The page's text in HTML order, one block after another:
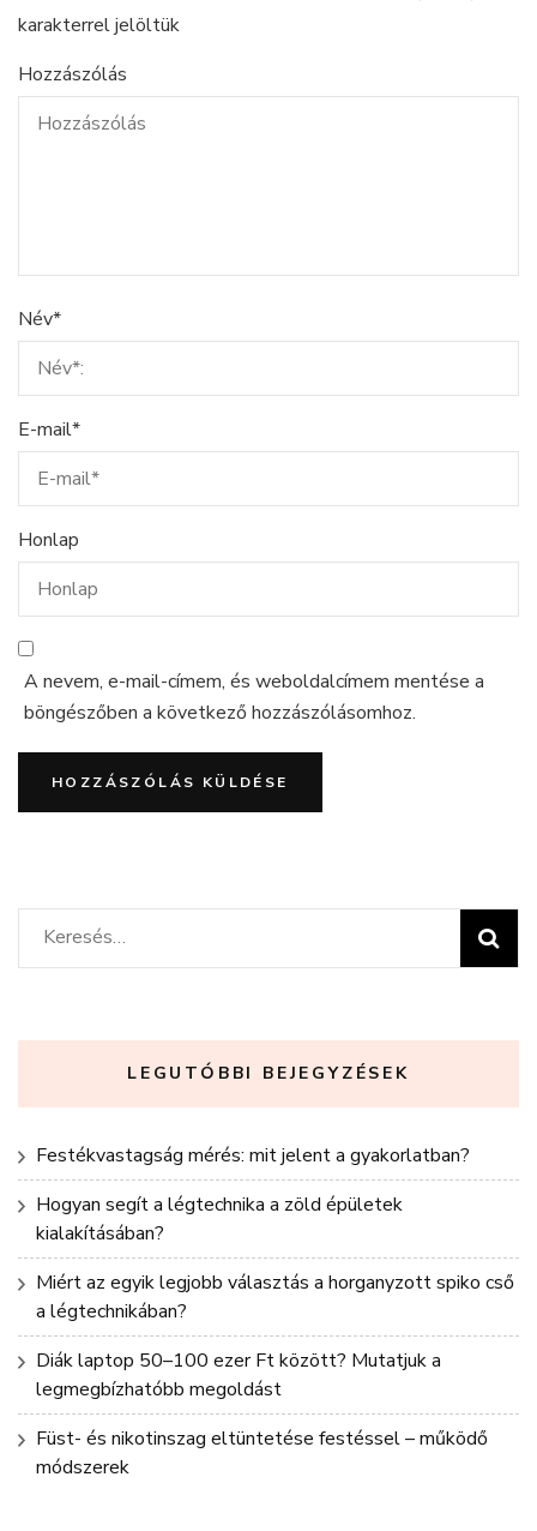
karakterrel jelöltük
Hozzászólás
Név*
E-mail*
Honlap
A nevem, e-mail-címem, és weboldalcímem mentése a
böngészőben a következő hozzászólásomhoz.
Keresés:
LEGUTÓBBI BEJEGYZÉSEK
Festékvastagság mérés: mit jelent a gyakorlatban?
Hogyan segít a légtechnika a zöld épületek
kialakításában?
Miért az egyik legjobb választás a horganyzott spiko cső
a légtechnikában?
Diák laptop 50–100 ezer Ft között? Mutatjuk a
legmegbízhatóbb megoldást
Füst- és nikotinszag eltüntetése festéssel – működő
módszerek